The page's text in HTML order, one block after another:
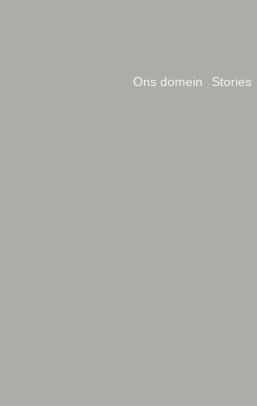
Ons domein Stories